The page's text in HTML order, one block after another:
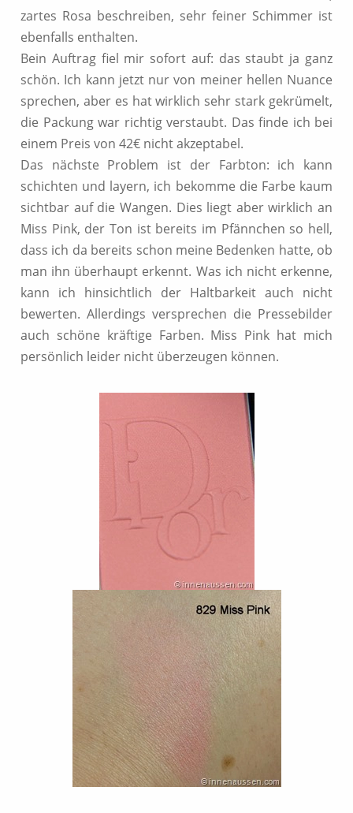
zartes Rosa beschreiben, sehr feiner Schimmer ist
ebenfalls enthalten.
Bein Auftrag fiel mir sofort auf: das staubt ja ganz
schön. Ich kann jetzt nur von meiner hellen Nuance
sprechen, aber es hat wirklich sehr stark gekrümelt,
die Packung war richtig verstaubt. Das finde ich bei
einem Preis von 42€ nicht akzeptabel.
Das nächste Problem ist der Farbton: ich kann
schichten und layern, ich bekomme die Farbe kaum
sichtbar auf die Wangen. Dies liegt aber wirklich an
Miss Pink, der Ton ist bereits im Pfännchen so hell,
dass ich da bereits schon meine Bedenken hatte, ob
man ihn überhaupt erkennt. Was ich nicht erkenne,
kann ich hinsichtlich der Haltbarkeit auch nicht
bewerten. Allerdings versprechen die Pressebilder
auch schöne kräftige Farben. Miss Pink hat mich
persönlich leider nicht überzeugen können.